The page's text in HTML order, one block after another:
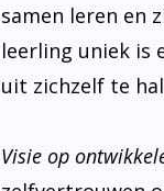
samen leren en
leerling uniek is
uit zichzelf te
Visie op